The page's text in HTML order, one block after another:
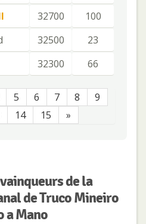
32700
100
32500
23
32300 66
5 6 7 8
9
14 15 »
de la
de Truco Mineiro
a Mano